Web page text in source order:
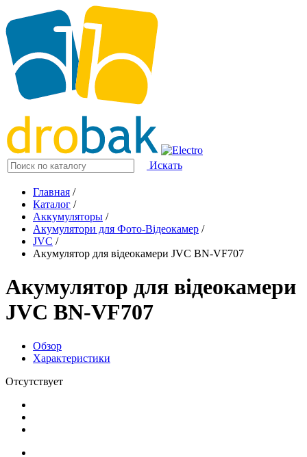
Искать
Главная /
Каталог /
Аккумуляторы /
Акумулятори для Фото-Відеокамер /
JVC /
Акумулятор для відеокамери JVC BN-VF707
Акумулятор для відеокамери
JVC BN-VF707
Обзор
Характеристики
Отсутствует